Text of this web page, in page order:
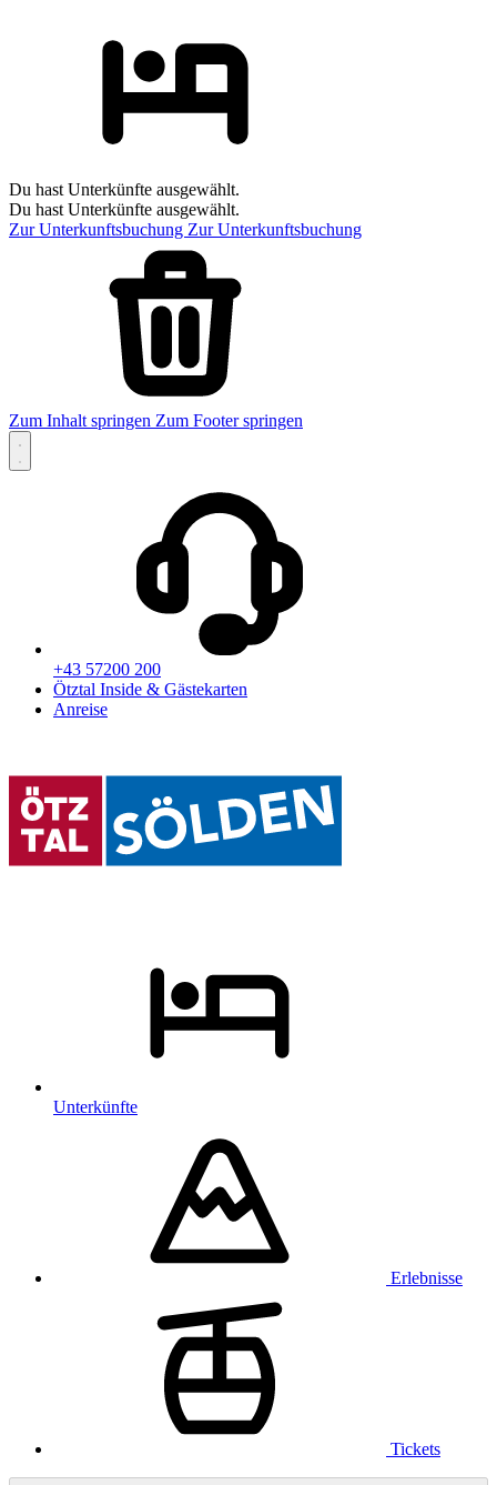
Du hast Unterkünfte ausgewählt.
Du hast Unterkünfte ausgewählt.
Zur Unterkunftsbuchung Zur Unterkunftsbuchung
Zum Inhalt springen Zum Footer springen
+43 57200 200
Ötztal Inside & Gästekarten
Anreise
Unterkünfte
Erlebnisse
Tickets